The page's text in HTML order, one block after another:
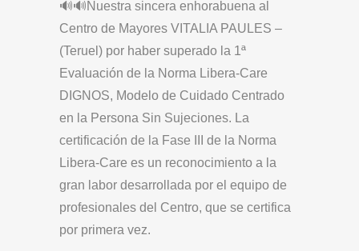
🔊🔊Nuestra sincera enhorabuena al
Centro de Mayores VITALIA PAULES –
(Teruel) por haber superado la 1ª
Evaluación de la Norma Libera-Care
DIGNOS, Modelo de Cuidado Centrado
en la Persona Sin Sujeciones. La
certificación de la Fase III de la Norma
Libera-Care es un reconocimiento a la
gran labor desarrollada por el equipo de
profesionales del Centro, que se certifica
por primera vez.